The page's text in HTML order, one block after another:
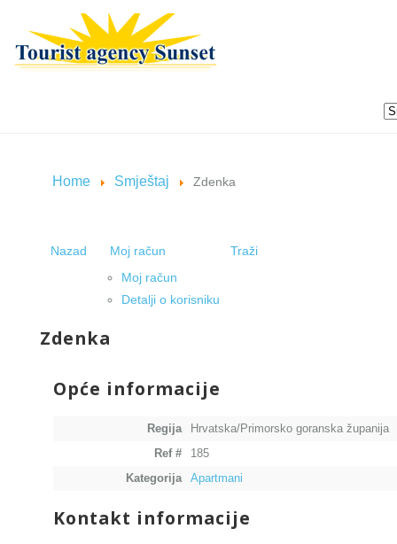
Home Smještaj Zdenka
Nazad
Moj račun
Moj račun
Detalji o korisniku
Traži
Zdenka
Opće informacije
Regija
Hrvatska/Primorsko goranska županija
Ref #
185
Kategorija
Apartmani
Kontakt informacije